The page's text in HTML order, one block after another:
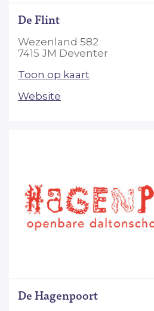
De Flint
Wezenland 582
7415 JM Deventer
Toon op kaart
Website
De Hagenpoort